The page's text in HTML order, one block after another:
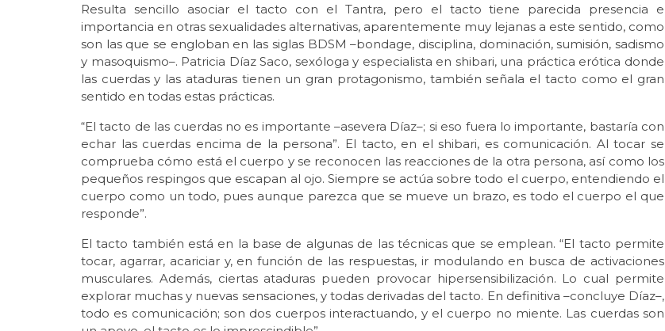
Resulta sencillo asociar el tacto con el Tantra, pero el tacto tiene parecida presencia e
importancia en otras sexualidades alternativas, aparentemente muy lejanas a este sentido, como
son las que se engloban en las siglas BDSM –bondage, disciplina, dominación, sumisión, sadismo
y masoquismo–. Patricia Díaz Saco, sexóloga y especialista en shibari, una práctica erótica donde
las cuerdas y las ataduras tienen un gran protagonismo, también señala el tacto como el gran
sentido en todas estas prácticas.
“El tacto de las cuerdas no es importante –asevera Díaz–; si eso fuera lo importante, bastaría con
echar las cuerdas encima de la persona”. El tacto, en el shibari, es comunicación. Al tocar se
comprueba cómo está el cuerpo y se reconocen las reacciones de la otra persona, así como los
pequeños respingos que escapan al ojo. Siempre se actúa sobre todo el cuerpo, entendiendo el
cuerpo como un todo, pues aunque parezca que se mueve un brazo, es todo el cuerpo el que
responde”.
El tacto también está en la base de algunas de las técnicas que se emplean. “El tacto permite
tocar, agarrar, acariciar y, en función de las respuestas, ir modulando en busca de activaciones
musculares. Además, ciertas ataduras pueden provocar hipersensibilización. Lo cual permite
explorar muchas y nuevas sensaciones, y todas derivadas del tacto. En definitiva –concluye Díaz–,
todo es comunicación; son dos cuerpos interactuando, y el cuerpo no miente. Las cuerdas son